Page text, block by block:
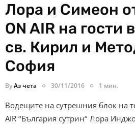
Лора и Симеон
ON AIR на гости
св. Кирил и
София
ByАз чета 30/11/2016 1 мин.
Водещите на сутрешния блок на
AIR ‘‘България сутрин‘‘ Лора